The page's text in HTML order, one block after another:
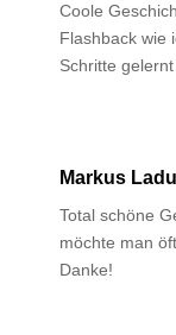
Coole
Flashback wie
Schritte gelernt
Markus
Total schöne
möchte man
Danke!